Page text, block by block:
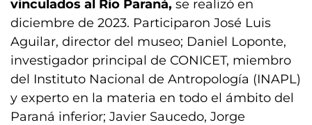
vinculados al Río Paraná, se realizó en
diciembre de 2023. Participaron José Luis
Aguilar, director del museo; Daniel Loponte,
investigador principal de CONICET, miembro
del Instituto Nacional de Antropología (INAPL)
y experto en la materia en todo el ámbito del
Paraná inferior; Javier Saucedo, Jorge